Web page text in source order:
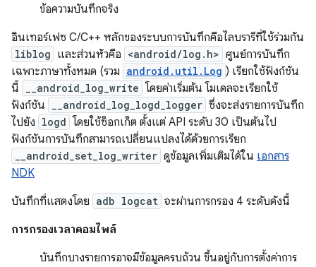
ข้อความบันทึกจริง
อินเทอร์เฟซ C/C++ หลักของระบบการบันทึกคือไลบรารีที่ใช้ร่วมกัน
liblog และส่วนหัวคือ <android/log.h> ศูนย์การบันทึก
เฉพาะภาษาทั้งหมด (รวม android.util.Log ) เรียกใช้ฟังก์ชัน
นี้
__android_log_write โดยค่าเริ่มต้น โมเดลจะเรียกใช้
ฟังก์ชัน
__android_log_logd_logger ซึ่งจะส่งรายการบันทึก
ไปยัง logd โดยใช้ซ็อกเก็ต ตั้งแต่ API ระดับ 30 เป็นต้นไป
ฟังก์ชันการบันทึกสามารถเปลี่ยนแปลงได้ด้วยการเรียก
__android_set_log_writer ดูข้อมูลเพิ่มเติมได้ใน เอกสาร
NDK
บันทึกที่แสดงโดย adb logcat จะผ่านการกรอง 4 ระดับดังนี้
การกรองเวลาคอมไพล์
บันทึกบางรายการอาจมีข้อมูลครบถ้วน ขึ้นอยู่กับการตั้งค่าการ